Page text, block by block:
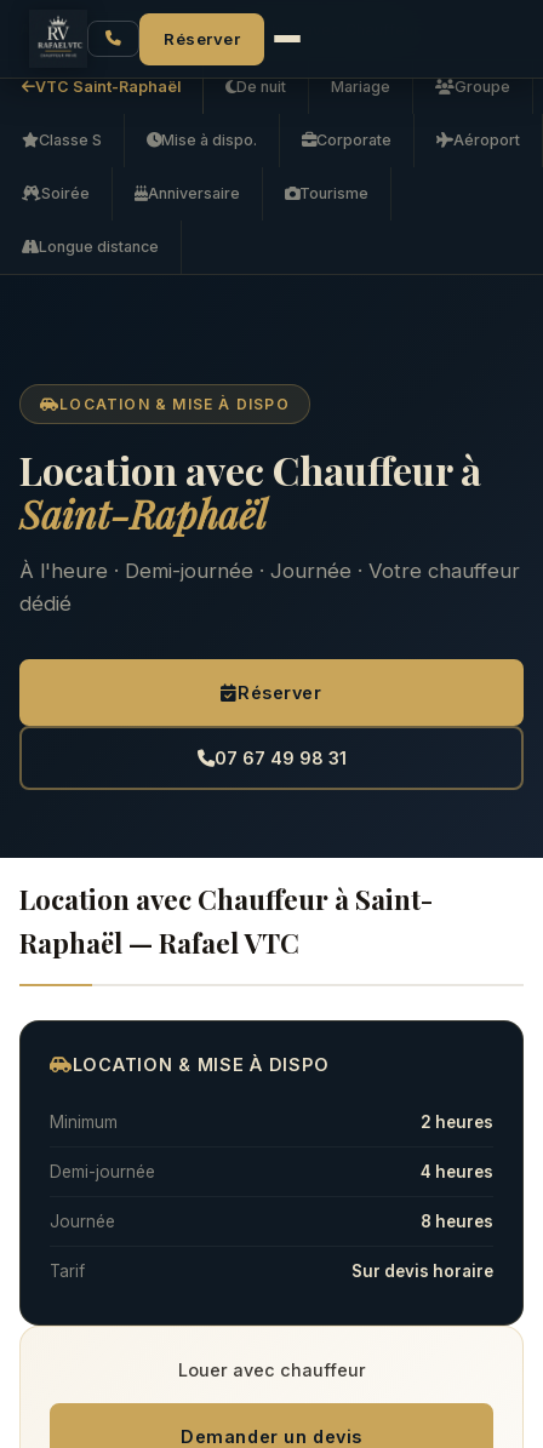
Réserver
Accueil VTC Saint-Raphaël
VTC Saint-Raphaël De nuit Mariage Groupe
Classe S Mise à dispo. Corporate Aéroport
Soirée Anniversaire Tourisme
Longue distance
LOCATION & MISE À DISPO
Location avec Chauffeur à
Saint-Raphaël
À l'heure · Demi-journée · Journée · Votre chauffeur
dédié
Réserver
07 67 49 98 31
Location avec Chauffeur à Saint-
Raphaël — Rafael VTC
LOCATION & MISE À DISPO
Minimum 2 heures
Demi-journée 4 heures
Journée 8 heures
Tarif Sur devis horaire
Louer avec chauffeur
Demander un devis